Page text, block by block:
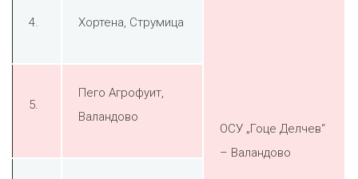
ОСУ „Гоце Делчев“
– Валандово
4. Хортена, Струмица
5.
Пего Агрофуит,
Валандово